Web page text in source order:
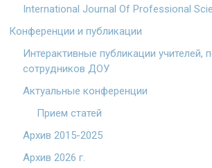
International Journal Of Professional
Конференции и публикации
Интерактивные публикации учителей,
сотрудников ДОУ
Актуальные конференции
Прием статей
Архив 2015-2025
Архив 2026 г.